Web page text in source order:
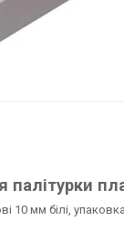
10 мм білі,